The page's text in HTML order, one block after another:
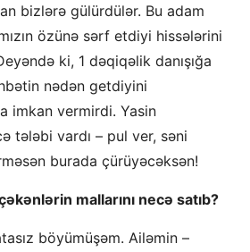
bizlərə gülürdülər. Bu adam
özünə sərf etdiyi hissələrini
ki, 1 dəqiqəlik danışığa
nədən getdiyini
imkan vermirdi. Yasin
tələbi vardı – pul ver, səni
burada çürüyəcəksən!
mallarını necə satıb?
böyümüşəm. Ailəmin –